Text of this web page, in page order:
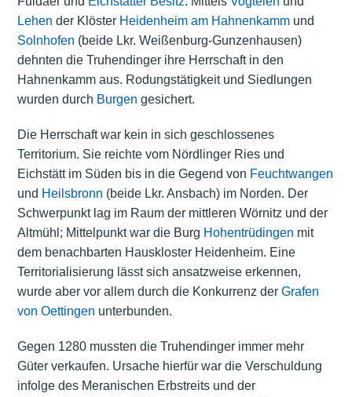
Lehen der Klöster Heidenheim am Hahnenkammund
Solnhofen (beide Lkr. Weißenburg-Gunzenhausen)
dehnten die Truhendinger ihre Herrschaft in den
Hahnenkamm aus. Rodungstätigkeit und Siedlungen
wurden durch Burgen gesichert.
Die Herrschaft war kein in sich geschlossenes
Territorium. Sie reichte vom Nördlinger Ries und
Eichstätt im Süden bis in die Gegend von Feuchtwangen
und Heilsbronn (beide Lkr. Ansbach) im Norden. Der
Schwerpunkt lag im Raum der mittleren Wörnitz und der
Altmühl; Mittelpunkt war die Burg Hohentrüdingen mit
dem benachbarten Hauskloster Heidenheim. Eine
Territorialisierung lässt sich ansatzweise erkennen,
wurde aber vor allem durch die Konkurrenz der Grafen
von Oettingen unterbunden.
Gegen 1280 mussten die Truhendinger immer mehr
Güter verkaufen. Ursache hierfür war die Verschuldung
infolge des Meranischen Erbstreits und der